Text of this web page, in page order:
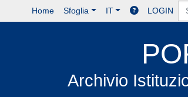
Home Sfoglia IT LOGIN
Archivio